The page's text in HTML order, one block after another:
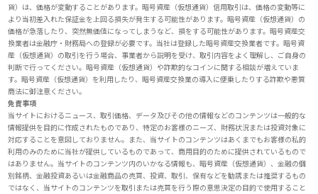
貨）は、価格が変動することがあります。暗号資産（仮想通貨）信用取引は、価格の変動等に
より当初差入れた保証金を上回る損失が発生する可能性があります。暗号資産（仮想通貨）の
価格が急落したり、突然無価値になってしまうなど、損をする可能性があります。暗号資産交
換業者は金融庁・財務局への登録が必要です。当社は登録した暗号資産交換業者です。暗号資
産（仮想通貨）の取引を行う場合、事業者から説明を受け、取引内容をよく理解し、ご自身の
判断で行ってください。暗号資産（仮想通貨）や詐欺的なコインに関する相談が増えていま
す。暗号資産（仮想通貨）を利用したり、暗号資産交換業の導入に便乗したりする詐欺や悪質
商法に御注意ください。
免責事項
当サイトにおけるニュース、取引価格、データ及びその他の情報などのコンテンツは一般的な
情報提供を目的に作成されたものであり、特定のお客様のニーズ、財務状況または投資対象に
対応することを意図しておりません。また、当サイトのコンテンツはあくまでもお客様の私的
利用のみのために当社が提供しているものであって、商用目的のために提供されているもので
はありません。当サイトのコンテンツ内のいかなる情報も、暗号資産（仮想通貨）、金融の個
別銘柄、金融投資あるいは金融商品の売買、投資、取引、保有などを勧誘または推奨するもの
ではなく、当サイトのコンテンツを取引または売買を行う際の意思決定の目的で使用すること